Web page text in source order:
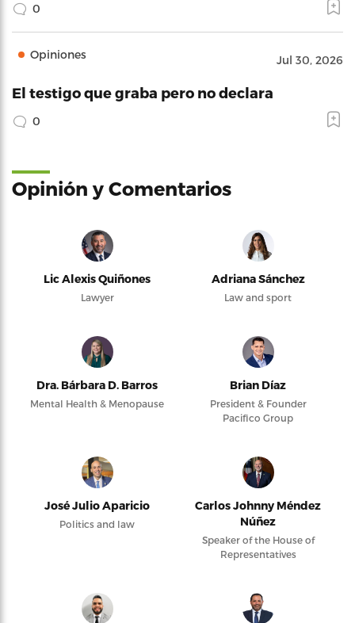
0
Opiniones Jul 30, 2026
El testigo que graba pero no declara
0
Opinión y Comentarios
Lic Alexis Quiñones
Lawyer
Adriana Sánchez
Law and sport
Dra. Bárbara D. Barros
Mental Health & Menopause
Brian Díaz
President & Founder
Pacifico Group
José Julio Aparicio
Politics and law
Carlos Johnny Méndez
Núñez
Speaker of the House of
Representatives